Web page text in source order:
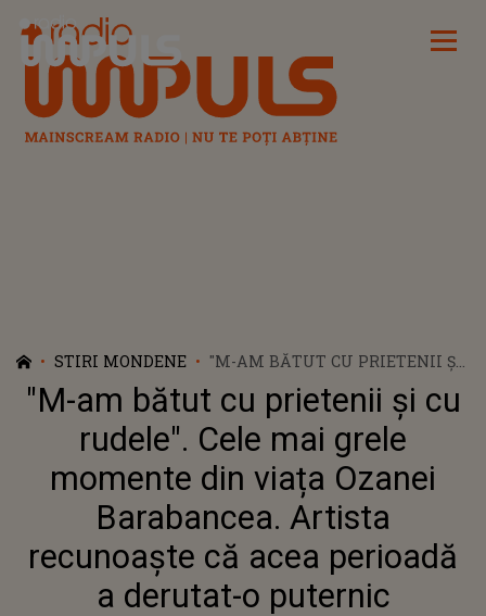
Radio Impuls
STIRI MONDENE
"M-AM BĂTUT CU PRIETENII ȘI
CU RUDELE". CELE MAI GRELE
MOMENTE DIN VIAȚA OZANEI
BARABANCEA. ARTISTA
RECUNOAȘTE CĂ ACEA
PERIOADĂ A DERUTAT-O
"M-am bătut cu prietenii și cu
rudele". Cele mai grele
momente din viața Ozanei
Barabancea. Artista
recunoaște că acea perioadă
a derutat-o puternic